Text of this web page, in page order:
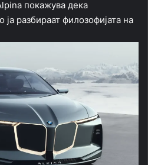
покажува дека
разбираат филозофијата на